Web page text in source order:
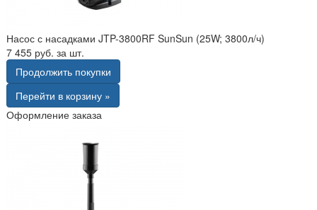
Насос с насадками JTP-3800RF SunSun (25W; 3800л/ч)
7 455 руб. за шт.
Продолжить покупки
Перейти в корзину »
Оформление заказа